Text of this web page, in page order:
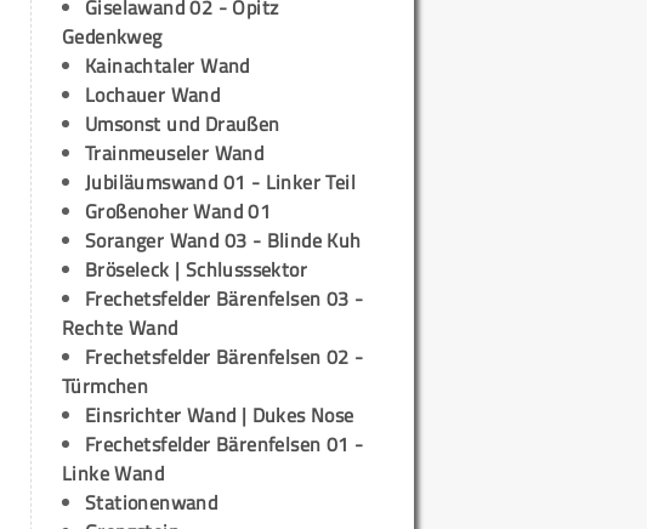
Giselawand 02 - Opitz
Gedenkweg
Kainachtaler Wand
Lochauer Wand
Umsonst und Draußen
Trainmeuseler Wand
Jubiläumswand 01 - Linker Teil
Großenoher Wand 01
Soranger Wand 03 - Blinde Kuh
Bröseleck | Schlusssektor
Frechetsfelder Bärenfelsen 03 -
Rechte Wand
Frechetsfelder Bärenfelsen 02 -
Türmchen
Einsrichter Wand | Dukes Nose
Frechetsfelder Bärenfelsen 01 -
Linke Wand
Stationenwand